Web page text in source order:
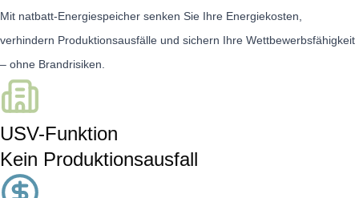
Mit natbatt-Energiespeicher senken Sie Ihre Energiekosten,
verhindern Produktionsausfälle und sichern Ihre Wettbewerbsfähigkeit
– ohne Brandrisiken.
USV-Funktion
Kein Produktionsausfall